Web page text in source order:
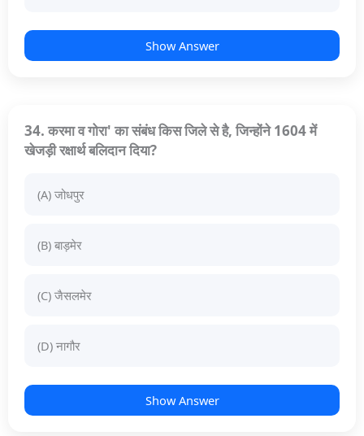
Show Answer
34. करमा व गोरा' का संबंध किस जिले से है, जिन्होंने 1604 में
खेजड़ी रक्षार्थ बलिदान दिया?
(A) जोधपुर
(B) बाड़मेर
(C) जैसलमेर
(D) नागौर
Show Answer